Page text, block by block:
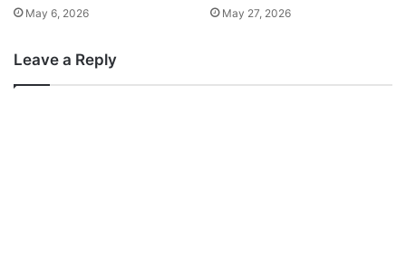
May 6, 2026 May 27, 2026
Leave a Reply